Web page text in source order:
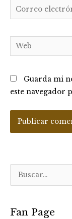
Correo
electrónico*
Web
Guarda mi
este navegador
Fan Page